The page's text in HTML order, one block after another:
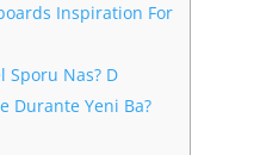
Inspiration For
Sporu Nas? D
Durante Yeni Ba?